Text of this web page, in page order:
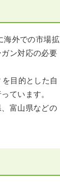
海外での市場拡
ン対応の必要
目的とした自
ています。
富山県などの